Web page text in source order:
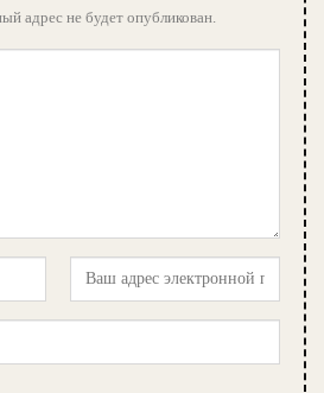
адрес не будет опубликован.